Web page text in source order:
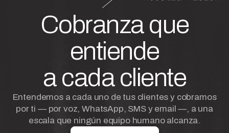
Cobranza que
entiende
a cada cliente
Entendemos a cada uno de tus clientes y cobramos
por ti — por voz, WhatsApp, SMS y email —, a una
escala que ningún equipo humano alcanza.